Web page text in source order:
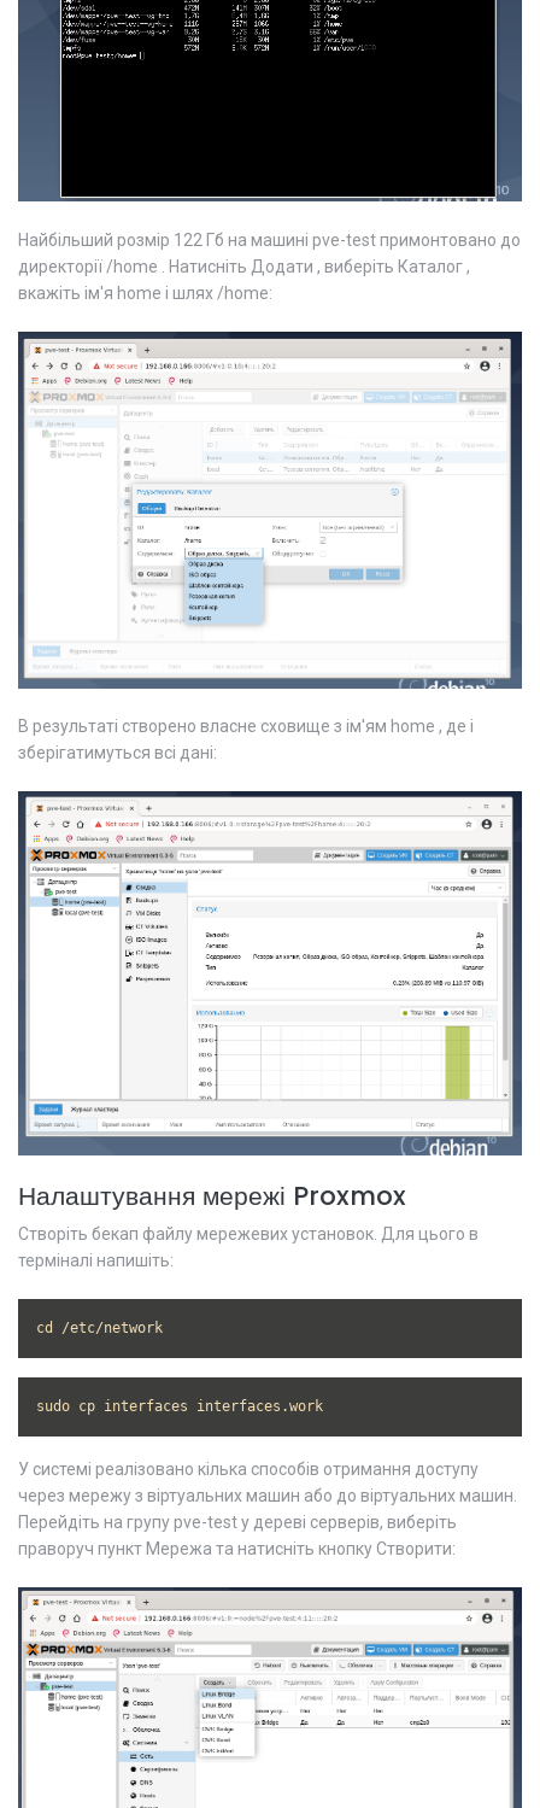
Найбільший розмір 122 Гб на машині pve-test примонтовано до
директорії /home . Натисніть Додати , виберіть Каталог ,
вкажіть ім'я home і шлях /home:
В результаті створено власне сховище з ім'ям home , де і
зберігатимуться всі дані:
Налаштування мережі Proxmox
Створіть бекап файлу мережевих установок. Для цього в
терміналі напишіть:
cd /etc/network
sudo cp interfaces interfaces.work
У системі реалізовано кілька способів отримання доступу
через мережу з віртуальних машин або до віртуальних машин.
Перейдіть на групу pve-test у дереві серверів, виберіть
праворуч пункт Мережа та натисніть кнопку Створити: